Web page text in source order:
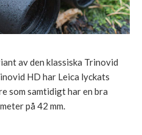
av den klassiska Trinovid
HD har Leica lyckats
som samtidigt har en bra
på 42 mm.